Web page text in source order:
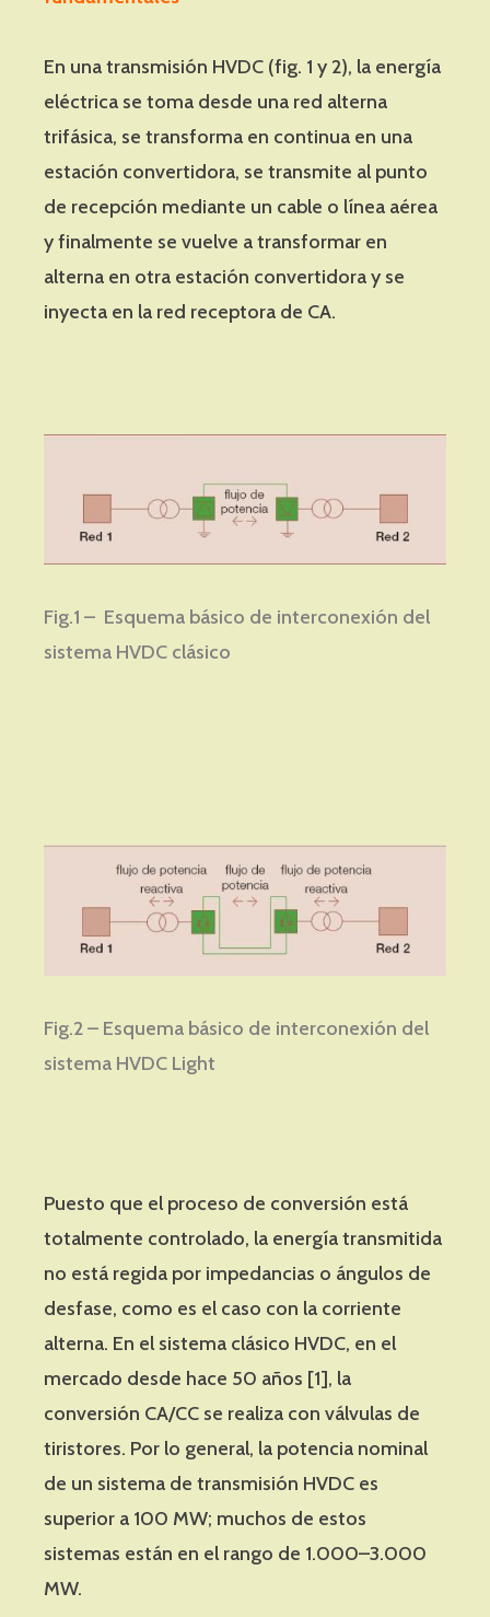
En una transmisión HVDC (fig. 1 y 2), la energía
eléctrica se toma desde una red alterna
trifásica, se transforma en continua en una
estación convertidora, se transmite al punto
de recepción mediante un cable o línea aérea
y finalmente se vuelve a transformar en
alterna en otra estación convertidora y se
inyecta en la red receptora de CA.
Fig.1 – Esquema básico de interconexión del
sistema HVDC clásico
Fig.2 – Esquema básico de interconexión del
sistema HVDC Light
Puesto que el proceso de conversión está
totalmente controlado, la energía transmitida
no está regida por impedancias o ángulos de
desfase, como es el caso con la corriente
alterna. En el sistema clásico HVDC, en el
mercado desde hace 50 años [1], la
conversión CA/CC se realiza con válvulas de
tiristores. Por lo general, la potencia nominal
de un sistema de transmisión HVDC es
superior a 100 MW; muchos de estos
sistemas están en el rango de 1.000–3.000
MW.